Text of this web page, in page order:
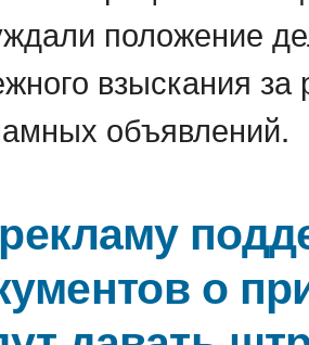
положение
взыскания за
объявлений.
о